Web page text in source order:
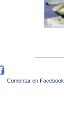
Comentar en Facebook